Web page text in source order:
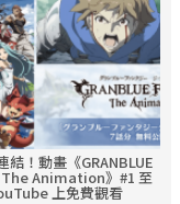
結！動畫《GRANBLUE
The Animation》#1 至
上免費觀看